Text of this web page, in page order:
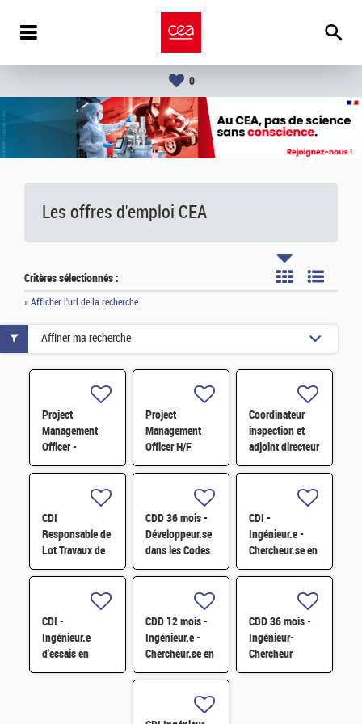
0
Les offres d'emploi CEA
Critères sélectionnés :
» Afficher l'url de la recherche
Project
Management
Officer -
Référent Cost
Project
Management
Officer H/F
Coordinateur
inspection et
adjoint directeur
qualité/inspection
CDI
Responsable de
Lot Travaux de
Démantèlement
CDD 36 mois -
Développeur.se
dans les Codes
de Traitement
Nucléaires et
Monte-Carlo H/F
CDI -
Ingénieur.e -
Chercheur.se en
caractérisation
atomique
tomographique
H/F
CDI -
Ingénieur.e
d'essais en
mécanique
CDD 12 mois -
Ingénieur.e -
Chercheur.se en
Matériaux et
CDD 36 mois -
Ingénieur-
Chercheur
matériaux -
Affiner ma recherche